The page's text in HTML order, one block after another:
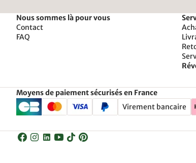
Nous sommes là pour vous
Contact
FAQ
Moyens de paiement sécurisés en France
Virement bancaire